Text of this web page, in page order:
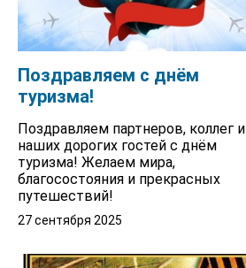
Поздравляем с днём
туризма!
Поздравляем партнеров, коллег и
наших дорогих гостей с днём
туризма! Желаем мира,
благосостояния и прекрасных
путешествий!
27 сентября 2025